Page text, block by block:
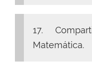
17.
Matemática.